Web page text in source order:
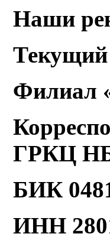
Наши
Текущий
Филиал
ГРКЦ НБ
БИК
ИНН